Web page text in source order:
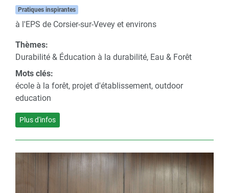
Pratiques inspirantes
à l'EPS de Corsier-sur-Vevey et environs
Thèmes:
Durabilité & Éducation à la durabilité, Eau & Forêt
Mots clés:
école à la forêt, projet d'établissement, outdoor
education
Plus d'infos